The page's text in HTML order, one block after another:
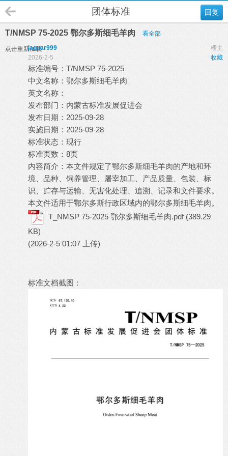
回复
团体标准
T/NMSP 75-2025 鄂尔多斯细毛羊肉 看全部
点击重新加载 楼主
jaguar999
收藏
2026-2-5
标准编号：T/NMSP 75-2025
中文名称：鄂尔多斯细毛羊肉
英文名称：
发布部门：内蒙古标准发展促进会
发布日期：2025-09-28
实施日期：2025-09-28
标准状态：现行
标准页数：8页
内容简介：本文件规定了鄂尔多斯细毛羊肉的产地和环
境、品种、饲养管理、屠宰加工、产品质量、包装、标
识、贮存与运输、无害化处理、追溯、记录和文件要求。
本文件适用于鄂尔多斯行政区域内的鄂尔多斯细毛羊肉。
T_NMSP 75-2025 鄂尔多斯细毛羊肉.pdf (389.29
KB)
(2026-2-5 01:07 上传)
标准文档截图：